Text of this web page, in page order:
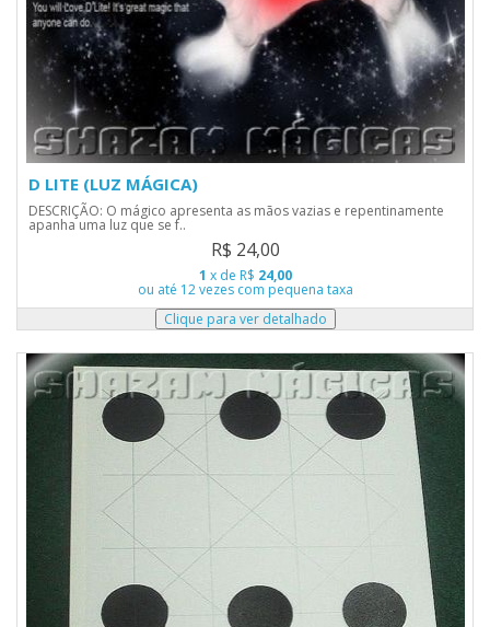
D LITE (LUZ MÁGICA)
DESCRIÇÃO: O mágico apresenta as mãos vazias e repentinamente
apanha uma luz que se f..
R$ 24,00
1 x de R$ 24,00
ou até 12 vezes com pequena taxa